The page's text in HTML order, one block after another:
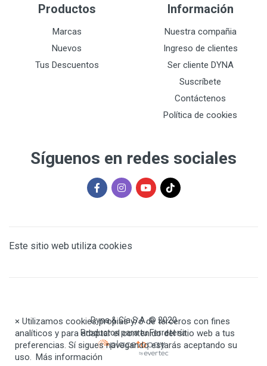
Productos
Marcas
Nuevos
Tus Descuentos
Información
Nuestra compañia
Ingreso de clientes
Ser cliente DYNA
Suscríbete
Contáctenos
Política de cookies
Síguenos en redes sociales
Este sitio web utiliza cookies
Dyna & Cía S.A. © 2020
Productos para tu Ferretería
× Utilizamos cookies propias y/o de terceros con fines
analíticos y para adaptar el contenido del sitio web a tus
preferencias. Sí sigues navegando estarás aceptando su
uso. Más información